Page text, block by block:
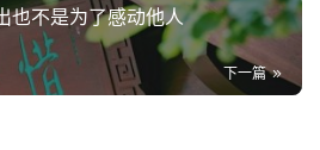
也不是为了感动他人
下一篇